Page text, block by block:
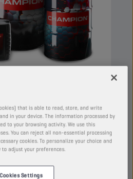
hecho de aceites base
y aditivos que impiden la
y la formación de
that is able to read, store, and write
in your device. The information processed by
to your browsing activity. We use this
You can reject all non-essential processing
cookies. To personalize your choice and
to adjust your preferences.
Cookies Settings